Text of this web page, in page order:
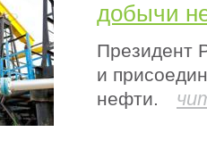
добычи
Президент
и
нефти.